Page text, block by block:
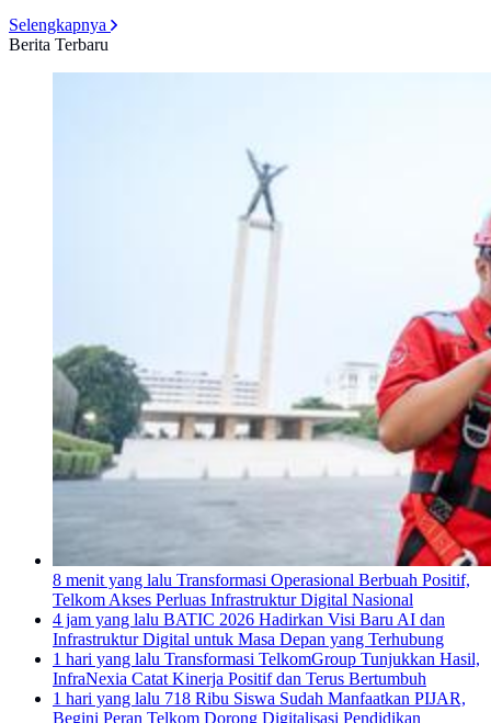
Selengkapnya
Berita Terbaru
8 menit yang lalu Transformasi Operasional Berbuah Positif,
Telkom Akses Perluas Infrastruktur Digital Nasional
4 jam yang lalu BATIC 2026 Hadirkan Visi Baru AI dan
Infrastruktur Digital untuk Masa Depan yang Terhubung
1 hari yang lalu Transformasi TelkomGroup Tunjukkan Hasil,
InfraNexia Catat Kinerja Positif dan Terus Bertumbuh
1 hari yang lalu 718 Ribu Siswa Sudah Manfaatkan PIJAR,
Begini Peran Telkom Dorong Digitalisasi Pendidikan